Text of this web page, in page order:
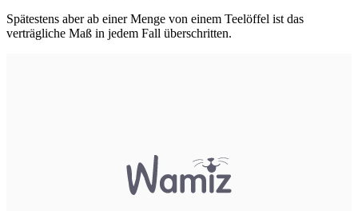
Spätestens aber ab einer Menge von einem Teelöffel ist das
verträgliche Maß in jedem Fall überschritten.